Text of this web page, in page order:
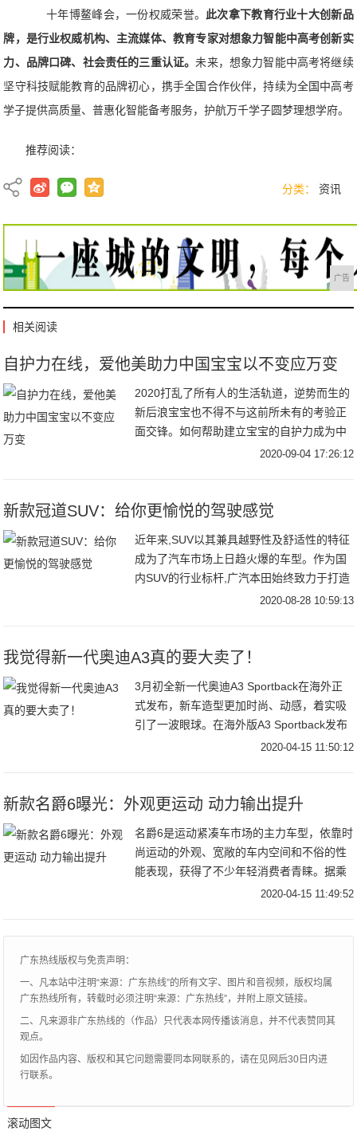
十年博鳌峰会，一份权威荣誉。此次拿下教育行业十大创新品
牌，是行业权威机构、主流媒体、教育专家对想象力智能中高考创新实
力、品牌口碑、社会责任的三重认证。未来，想象力智能中高考将继续
坚守科技赋能教育的品牌初心，携手全国合作伙伴，持续为全国中高考
学子提供高质量、普惠化智能备考服务，护航万千学子圆梦理想学府。
推荐阅读：
分类： 资讯
广告
相关阅读
自护力在线，爱他美助力中国宝宝以不变应万变
2020打乱了所有人的生活轨道，逆势而生的
新后浪宝宝也不得不与这前所未有的考验正
面交锋。如何帮助建立宝宝的自护力成为中
国妈妈们当下最为关注的问题之一。 一
2020-09-04 17:26:12
新款冠道SUV：给你更愉悦的驾驶感觉
近年来,SUV以其兼具越野性及舒适性的特征
成为了汽车市场上日趋火爆的车型。作为国
内SUV的行业标杆,广汽本田始终致力于打造
适合中国消费者的SUV车型,每一款产品
2020-08-28 10:59:13
我觉得新一代奥迪A3真的要大卖了！
3月初全新一代奥迪A3 Sportback在海外正
式发布，新车造型更加时尚、动感，着实吸
引了一波眼球。在海外版A3 Sportback发布
不久后，国产版本的A3 Sportback和A3L加
2020-04-15 11:50:12
新款名爵6曝光：外观更运动 动力输出提升
名爵6是运动紧凑车市场的主力车型，依靠时
尚运动的外观、宽敞的车内空间和不俗的性
能表现，获得了不少年轻消费者青睐。据乘
联会公布的销量数据显示，名爵6的2019年
2020-04-15 11:49:52
广东热线版权与免责声明：
一、凡本站中注明“来源：广东热线”的所有文字、图片和音视频，版权均属
广东热线所有，转载时必须注明“来源：广东热线”，并附上原文链接。
二、凡来源非广东热线的（作品）只代表本网传播该消息，并不代表赞同其
观点。
如因作品内容、版权和其它问题需要同本网联系的，请在见网后30日内进
行联系。
滚动图文